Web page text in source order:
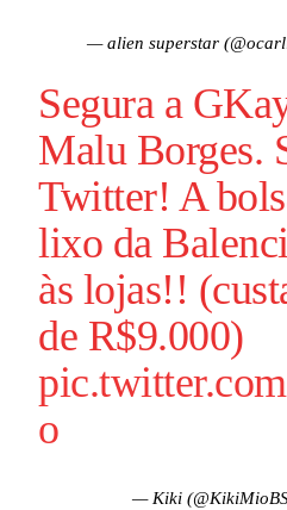
— alien superstar
Segura a
Malu Borges.
Twitter! A
lixo da
às lojas!!
de R$9.000)
o
— Kiki